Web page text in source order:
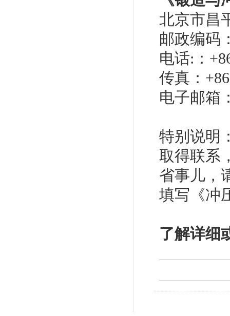
北京市昌
邮政编码
电话:：
传真：
电子邮箱
特别说明
取得联系
省事儿，
填写《冲
了解详细